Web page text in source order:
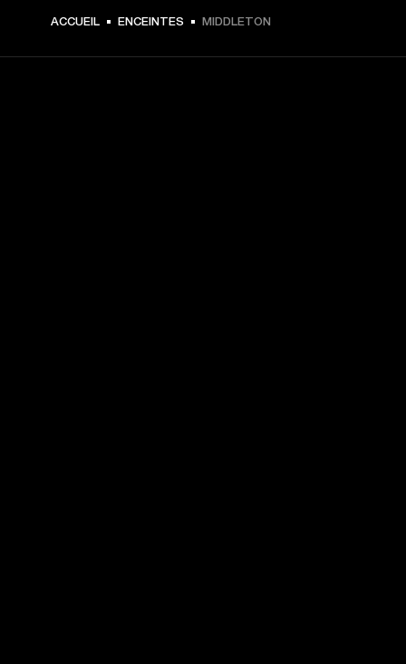
CHF 199,00 -
ACCUEIL ENCEINTES MIDDLETON